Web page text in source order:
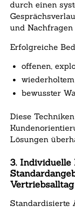
durch einen
und Nachfragen
Erfolgreiche
offenen,
bewusster
Diese
Lösungen
3. Individuelle
Vertriebsalltag
Standardisierte